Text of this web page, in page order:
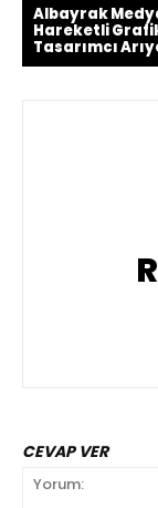
Albayrak
Hareketli
Tasarımcı
CEVAP VER